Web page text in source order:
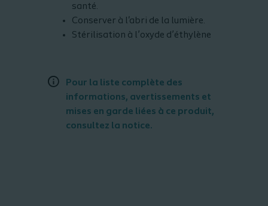
santé.
Conserver à l'abri de la lumière.
Stérilisation à l’oxyde d’éthylène
Pour la liste complète des
informations, avertissements et
mises en garde liées à ce produit,
consultez la notice.